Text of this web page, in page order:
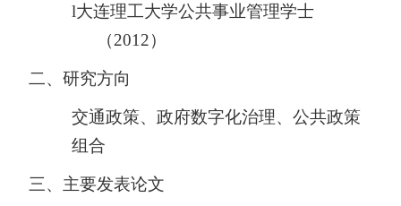
l大连理工大学公共事业管理学士
（2012）
二、 研究方向
交通政策、政府数字化治理、公共政策
组合
三、 主要发表论文